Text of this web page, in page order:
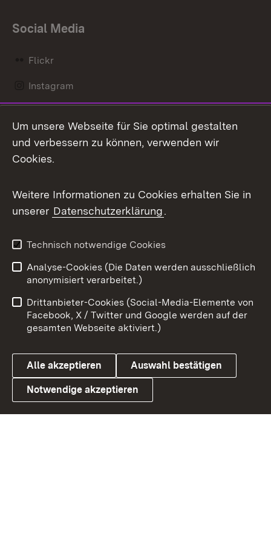
Social Media
Flickr
Instagram
Mastodon
Messenger
Social Wall
X / Twitter
Youtube
Link zum Landesportal
Benutzungshinweise
Barrierefreiheit
Datenschutz
Cookies
Um unsere Webseite für Sie optimal gestalten
und verbessern zu können, verwenden wir
Cookies.
Weitere Informationen zu Cookies erhalten Sie in
unserer Datenschutzerklärung.
Technisch notwendige Cookies
Analyse-Cookies (Die Daten werden ausschließlich
anonymisiert verarbeitet.)
Drittanbieter-Cookies (Social-Media-Elemente von
Facebook, X / Twitter und Google werden auf der
gesamten Webseite aktiviert.)
Alle akzeptieren Auswahl bestätigen
Notwendige akzeptieren